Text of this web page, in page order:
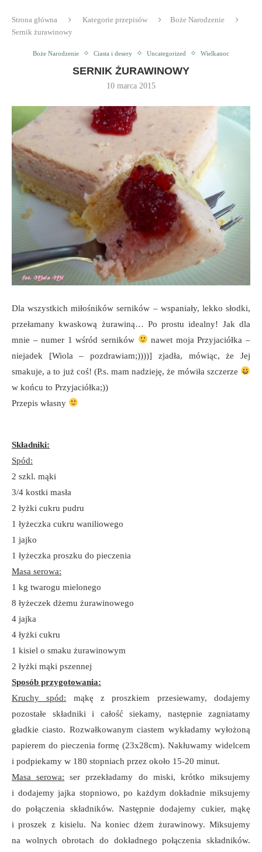
Strona główna Kategorie przepisów
Boże Narodzenie
Sernik żurawinowy
Boże Narodzenie Ciasta i desery Uncategorized Wielkanoc
SERNIK ŻURAWINOWY
10 marca 2015
Dla wszystkich miłośników serników – wspaniały, lekko słodki,
przełamany kwaskową żurawiną… Po prostu idealny! Jak dla
mnie – numer 1 wśród serników
nawet moja Przyjaciółka –
niejadek [Wiola – pozdrawiam;))))] zjadła, mówiąc, że Jej
smakuje, a to już coś! (P.s. mam nadzieję, że mówiła szczerze
w końcu to Przyjaciółka;))
Przepis własny
Składniki:
Spód:
2 szkl. mąki
3/4 kostki masła
2 łyżki cukru pudru
1 łyżeczka cukru waniliowego
1 jajko
1 łyżeczka proszku do pieczenia
Masa serowa:
1 kg twarogu mielonego
8 łyżeczek dżemu żurawinowego
4 jajka
4 łyżki cukru
1 kisiel o smaku żurawinowym
2 łyżki mąki pszennej
Sposób przygotowania:
Kruchy spód: mąkę z proszkiem przesiewamy, dodajemy
pozostałe składniki i całość siekamy, następnie zagniatamy
gładkie ciasto. Rozwałkowanym ciastem wykładamy wyłożoną
papierem do pieczenia formę (23x28cm). Nakłuwamy widelcem
i podpiekamy w 180 stopniach przez około 15-20 minut.
Masa serowa: ser przekładamy do miski, krótko miksujemy
i dodajemy jajka stopniowo, po każdym dokładnie miksujemy
do połączenia składników. Następnie dodajemy cukier, mąkę
i proszek z kisielu. Na koniec dżem żurawinowy. Miksujemy
na wolnych obrotach do dokładnego połączenia składników.